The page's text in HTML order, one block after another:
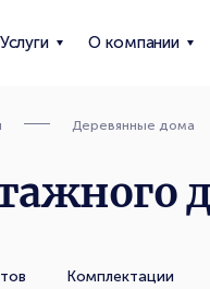
Услуги О компании
Деревянные дома
Комплектации